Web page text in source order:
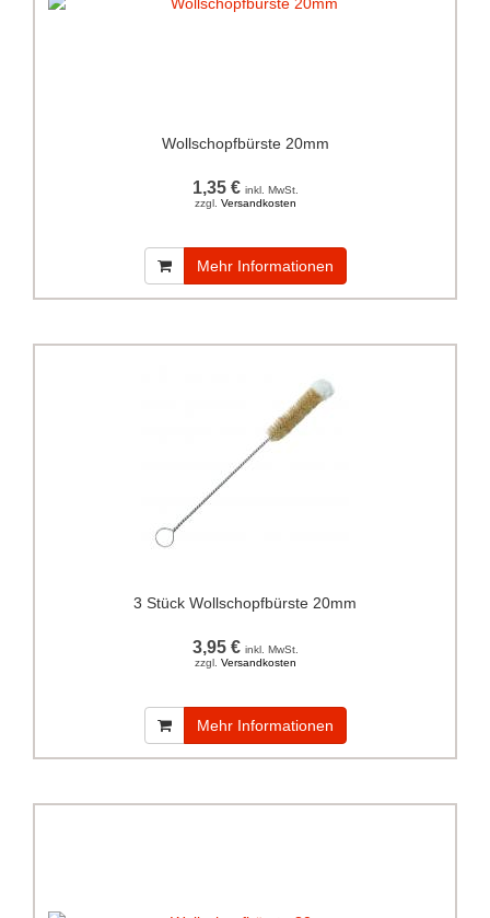
Wollschopfbürste 20mm
1,35 € inkl. MwSt.
zzgl. Versandkosten
Mehr Informationen
3 Stück Wollschopfbürste 20mm
3,95 € inkl. MwSt.
zzgl. Versandkosten
Mehr Informationen